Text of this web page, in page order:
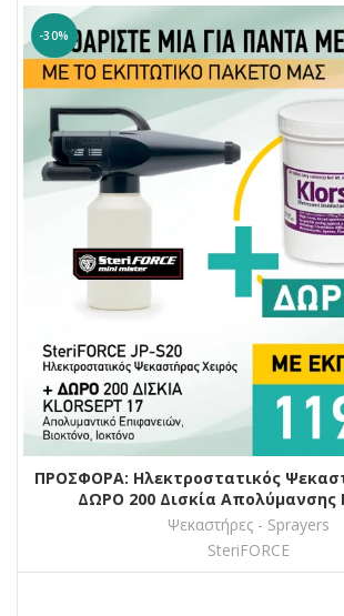
-30%
ΠΡΟΣΦΟΡΑ: Ηλεκτροστατικός
ΔΩΡΟ 200 Δισκία Απολύμανσης
Ψεκαστήρες - Sprayers
SteriFORCE